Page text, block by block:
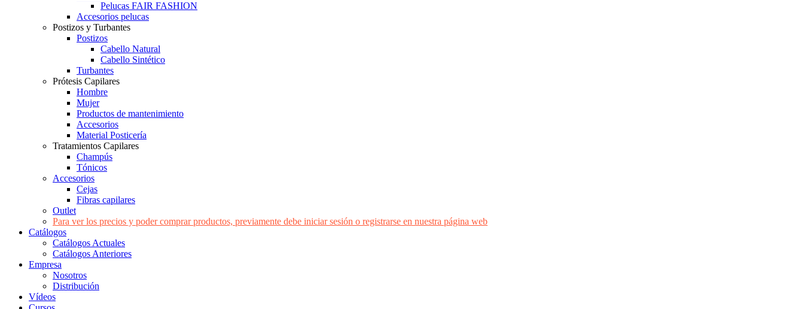
Pelucas FAIR FASHION
Accesorios pelucas
Postizos y Turbantes
Postizos
Cabello Natural
Cabello Sintético
Turbantes
Prótesis Capilares
Hombre
Mujer
Productos de mantenimiento
Accesorios
Material Posticería
Tratamientos Capilares
Champús
Tónicos
Accesorios
Cejas
Fibras capilares
Outlet
Para ver los precios y poder comprar productos, previamente debe iniciar sesión o registrarse en nuestra página web
Catálogos
Catálogos Actuales
Catálogos Anteriores
Empresa
Nosotros
Distribución
Vídeos